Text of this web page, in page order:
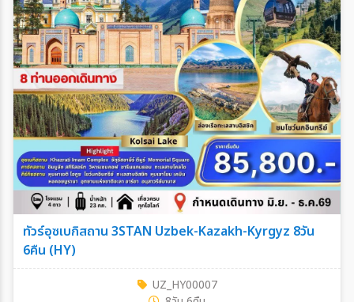
ทัวร์อุซเบกิสถาน 3STAN Uzbek-Kazakh-Kyrgyz 8วัน
6คืน (HY)
UZ_HY00007